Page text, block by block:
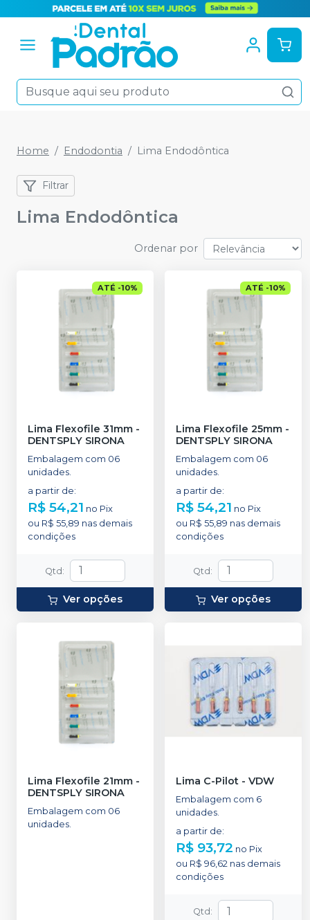
Home Endodontia Lima Endodôntica
Filtrar
Lima Endodôntica
Ordenar por
ATÉ -10%
Lima Flexofile 31mm -
DENTSPLY SIRONA
Embalagem com 06
unidades.
a partir de:
R$ 54,21 no Pix
ou R$ 55,89 nas demais
condições
Qtd :
Ver opções
ATÉ -10%
Lima Flexofile 25mm -
DENTSPLY SIRONA
Embalagem com 06
unidades.
a partir de:
R$ 54,21 no Pix
ou R$ 55,89 nas demais
condições
Qtd :
Ver opções
Lima Flexofile 21mm -
DENTSPLY SIRONA
Embalagem com 06
unidades.
Lima C-Pilot - VDW
Embalagem com 6
unidades.
a partir de:
R$ 93,72 no Pix
ou R$ 96,62 nas demais
condições
Qtd :